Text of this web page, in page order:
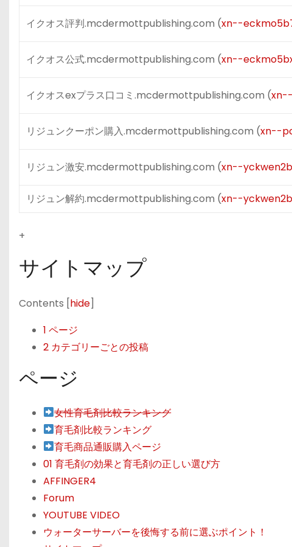
イクオス評判.mcdermottpublishing.com (xn--
イクオス公式.mcdermottpublishing.com (xn--
イクオスexプラス口コミ.mcdermottpublishing.com (
リジュンクーポン購入.mcdermottpublishing.com (xn--
リジュン激安.mcdermottpublishing.com (xn--
リジュン解約.mcdermottpublishing.com (xn--
+
サイトマップ
Contents [hide]
1 ページ
2 カテゴリーごとの投稿
ページ
女性育毛剤比較ランキング
育毛剤比較ランキング
育毛商品通販購入ページ
01 育毛剤の効果と育毛剤の正しい選び方
AFFINGER4
Forum
YOUTUBE VIDEO
ウォーターサーバーを後悔する前に選ぶポイント！